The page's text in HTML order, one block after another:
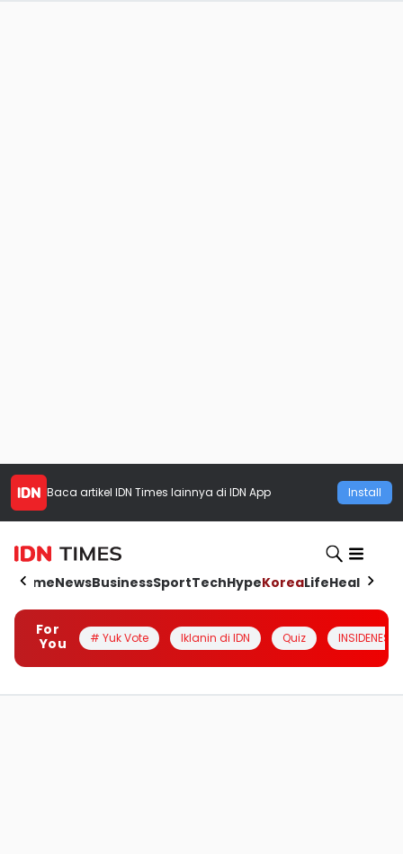
Baca artikel IDN Times lainnya di IDN App Install
HomeNewsBusinessSportTechHypeKoreaLifeHealth
For
You
# Yuk Vote Iklanin di IDN Quiz INSIDENESIA